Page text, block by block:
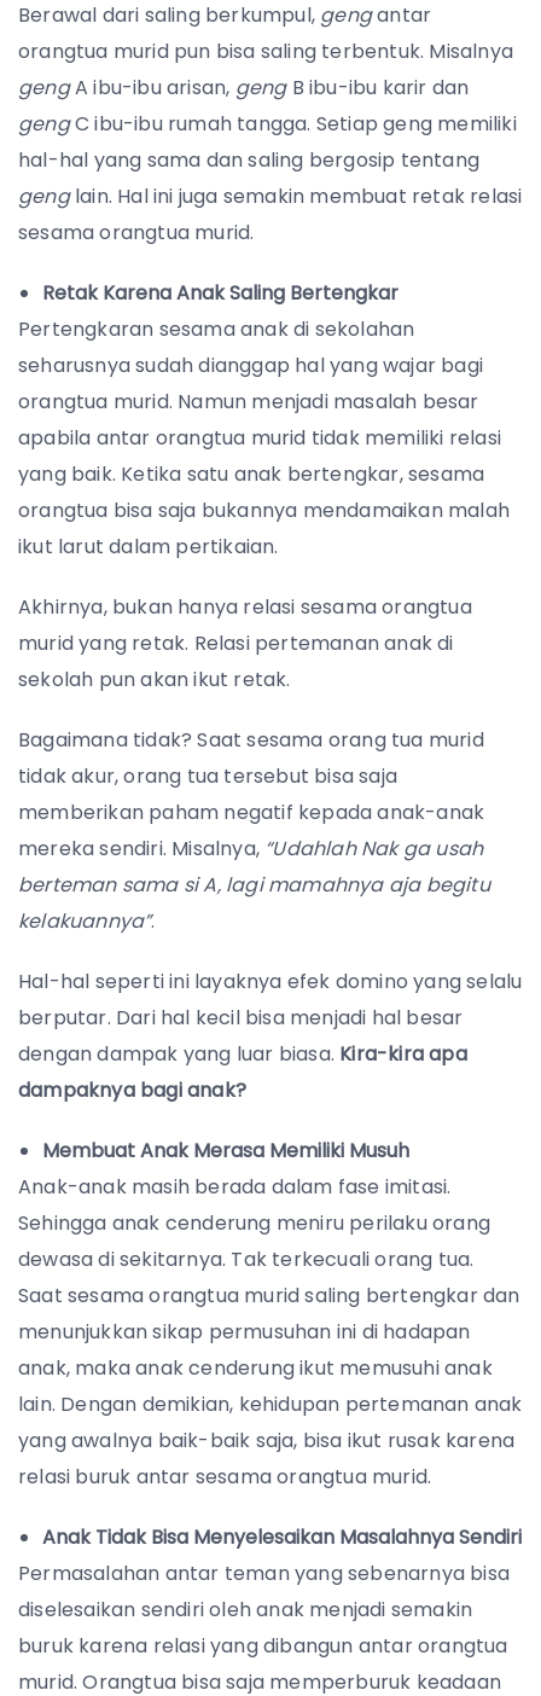
Berawal dari saling berkumpul, gengantar
orangtua murid pun bisa saling terbentuk. Misalnya
gengA ibu-ibu arisan, gengB ibu-ibu karir dan
gengC ibu-ibu rumah tangga. Setiap geng memiliki
hal-hal yang sama dan saling bergosip tentang
genglain. Hal ini juga semakin membuat retak relasi
sesama orangtua murid.
Retak Karena Anak Saling Bertengkar
Pertengkaran sesama anak di sekolahan
seharusnya sudah dianggap hal yang wajar bagi
orangtua murid. Namun menjadi masalah besar
apabila antar orangtua murid tidak memiliki relasi
yang baik. Ketika satu anak bertengkar, sesama
orangtua bisa saja bukannya mendamaikan malah
ikut larut dalam pertikaian.
Akhirnya, bukan hanya relasi sesama orangtua
murid yang retak. Relasi pertemanan anak di
sekolah pun akan ikut retak.
Bagaimana tidak? Saat sesama orang tua murid
tidak akur, orang tua tersebut bisa saja
memberikan paham negatif kepada anak-anak
mereka sendiri. Misalnya, “Udahlah Nak ga usah
berteman sama si A, lagi mamahnya aja begitu
kelakuannya”.
Hal-hal seperti ini layaknya efek domino yang selalu
berputar. Dari hal kecil bisa menjadi hal besar
dengan dampak yang luar biasa. Kira-kira apa
dampaknya bagi anak?
Membuat Anak Merasa Memiliki Musuh
Anak-anak masih berada dalam fase imitasi.
Sehingga anak cenderung meniru perilaku orang
dewasa di sekitarnya. Tak terkecuali orang tua.
Saat sesama orangtua murid saling bertengkar dan
menunjukkan sikap permusuhan ini di hadapan
anak, maka anak cenderung ikut memusuhi anak
lain. Dengan demikian, kehidupan pertemanan anak
yang awalnya baik-baik saja, bisa ikut rusak karena
relasi buruk antar sesama orangtua murid.
Anak Tidak Bisa Menyelesaikan Masalahnya Sendiri
Permasalahan antar teman yang sebenarnya bisa
diselesaikan sendiri oleh anak menjadi semakin
buruk karena relasi yang dibangun antar orangtua
murid. Orangtua bisa saja memperburuk keadaan